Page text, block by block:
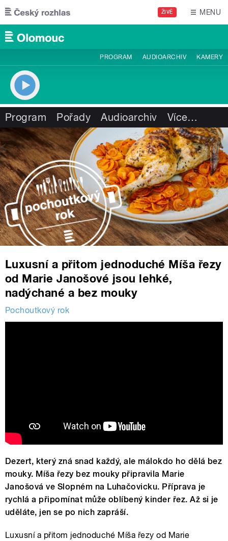
Přejít k hlavnímu obsahu
ŽIVĚ MENU
PROGRAM AUDIOARCHIV KAMERY
Program Pořady Audioarchiv Více…
Luxusní a přitom jednoduché Míša řezy
od Marie Janošové jsou lehké,
nadýchané a bez mouky
Pochoutkový rok
Dezert, který zná snad každý, ale málokdo ho dělá bez
mouky. Míša řezy bez mouky připravila Marie
Janošová ve Slopném na Luhačovicku. Příprava je
rychlá a připomínat může oblíbený kinder řez. Až si je
uděláte, jen se po nich zapráší.
Luxusní a přitom jednoduché Míša řezy od Marie